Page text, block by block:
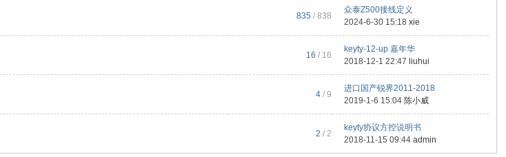
835 / 838
众泰Z500接线定义
2024-6-30 15:18xie
16 / 16
keyty-12-up 嘉年华
2018-12-1 22:47 liuhui
4 / 9
进口国产锐界2011-2018
2019-1-6 15:04 陈小威
2 / 2
keyty协议方控说明书
2018-11-15 09:44admin